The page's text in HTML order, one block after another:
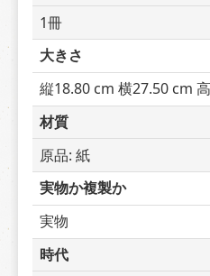
1冊
大きさ
縦18.80 cm 横27.50 cm
材質
原品: 紙
実物か複製か
実物
時代